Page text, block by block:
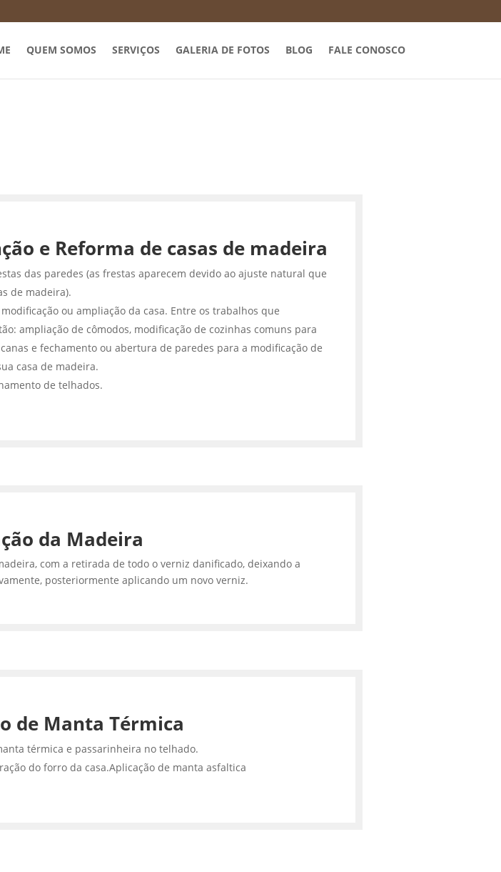
QUEM SOMOS SERVIÇOS GALERIA DE FOTOS BLOG FALE CONOSCO
e Reforma de casas de madeira
das paredes (as frestas aparecem devido ao ajuste natural que
de madeira).
ou ampliação da casa. Entre os trabalhos que
ampliação de cômodos, modificação de cozinhas comuns para
e fechamento ou abertura de paredes para a modificação de
casa de madeira.
de telhados.
da Madeira
com a retirada de todo o verniz danificado, deixando a
posteriormente aplicando um novo verniz.
de Manta Térmica
térmica e passarinheira no telhado.
do forro da casa.Aplicação de manta asfaltica